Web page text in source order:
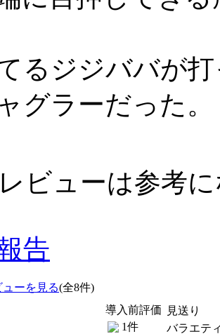
るジジババが
グラーだった。
ビューは参考
告
ーを見る(全8件)
導入前評価
1件
見送り
バラエテ